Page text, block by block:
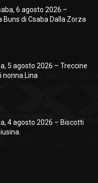
6 agosto 2026 –
Buns di Csaba Dalla Zorza
5 agosto 2026 – Treccine
nonna Lina
4 agosto 2026 – Biscotti